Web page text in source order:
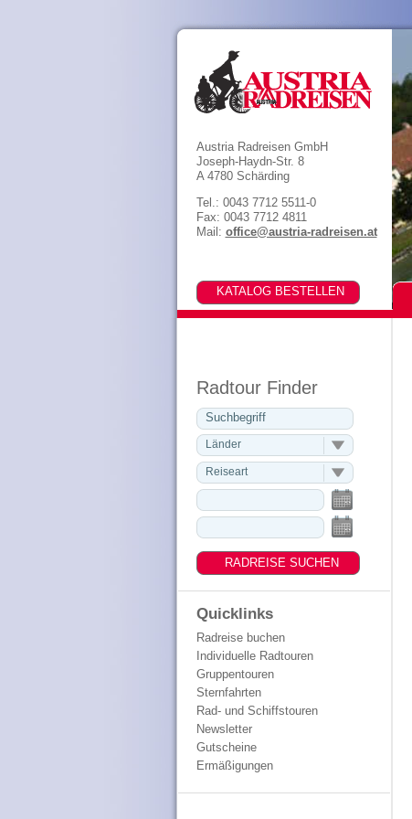
Radtour Finder
Länder
Reiseart
Quicklinks
Radreise buchen
Individuelle Radtouren
Gruppentouren
Sternfahrten
Rad- und Schiffstouren
Newsletter
Gutscheine
Ermäßigungen
Austria Radreisen GmbH
Joseph-Haydn-Str. 8
A 4780 Schärding
Tel.: 0043 7712 5511-0
Fax: 0043 7712 4811
Mail: office@austria-radreisen.at